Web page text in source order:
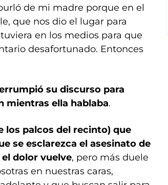
de mi madre porque en el
que nos dio el lugar para
en los medios para que
desafortunado. Entonces
su discurso para
mientras ella hablaba.
los palcos del recinto) que
se esclarezca el asesinato de
dolor vuelve, pero más duele
en nuestras caras,